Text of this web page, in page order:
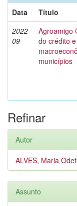
Data
Título
2022-
09
Agroamigo
do crédito
municípios
Refinar
Autor
ALVES, Maria
Assunto